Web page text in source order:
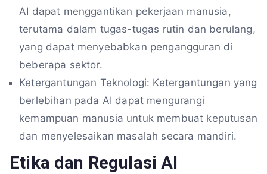
AI dapat menggantikan pekerjaan manusia,
terutama dalam tugas-tugas rutin dan berulang,
yang dapat menyebabkan pengangguran di
beberapa sektor.
Ketergantungan Teknologi: Ketergantungan yang
berlebihan pada AI dapat mengurangi
kemampuan manusia untuk membuat keputusan
dan menyelesaikan masalah secara mandiri.
Etika dan Regulasi AI